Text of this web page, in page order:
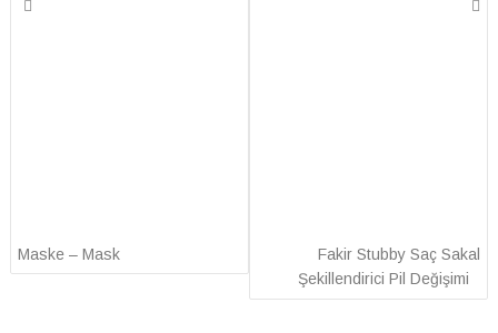
gezinmesi
Maske – Mask
Fakir Stubby Saç Sakal
Şekillendirici Pil Değişimi